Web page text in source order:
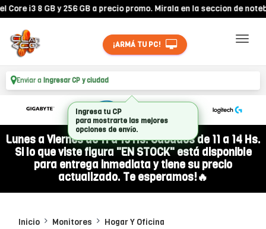
i3 8 GB y 256 GB a precio promo. Mirala en la seccion de
¡ARMÁ TU PC!
Enviar a Ingresar CP y ciudad
Lunes a Viernes de 11 a 19 Hs. Sábados de 11 a 14 Hs.
Si lo que viste figura "EN STOCK" está disponible
para entrega inmediata y tiene su precio
actualizado. Te esperamos!🔥
Inicio Monitores Hogar Y Oficina